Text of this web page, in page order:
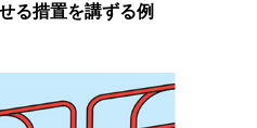
る措置を講ずる例